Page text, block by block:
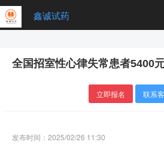
鑫诚试药
全国招室性心律失常患者5400
立即报名 联系
发布时间：2025/02/26 11:30